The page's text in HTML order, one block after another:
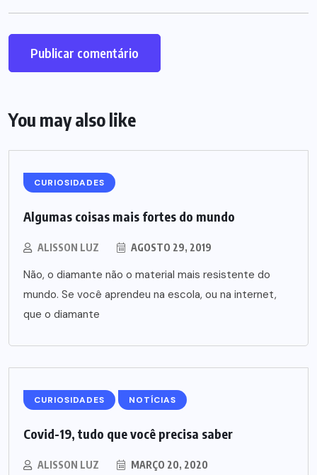
You may also like
CURIOSIDADES
Algumas coisas mais fortes do mundo
ALISSON LUZ AGOSTO 29, 2019
Não, o diamante não o material mais resistente do
mundo. Se você aprendeu na escola, ou na internet,
que o diamante
CURIOSIDADES NOTÍCIAS
Covid-19, tudo que você precisa saber
ALISSON LUZ MARÇO 20, 2020